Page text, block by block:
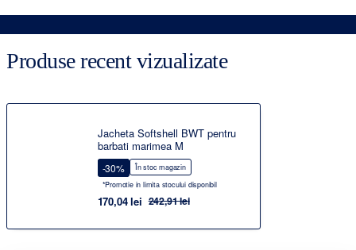
Produse recent vizualizate
Jacheta Softshell BWT pentru
barbati marimea M
În stoc magazin
*Promotie in limita stocului disponibil
-30%
170,04 lei 242,91 lei